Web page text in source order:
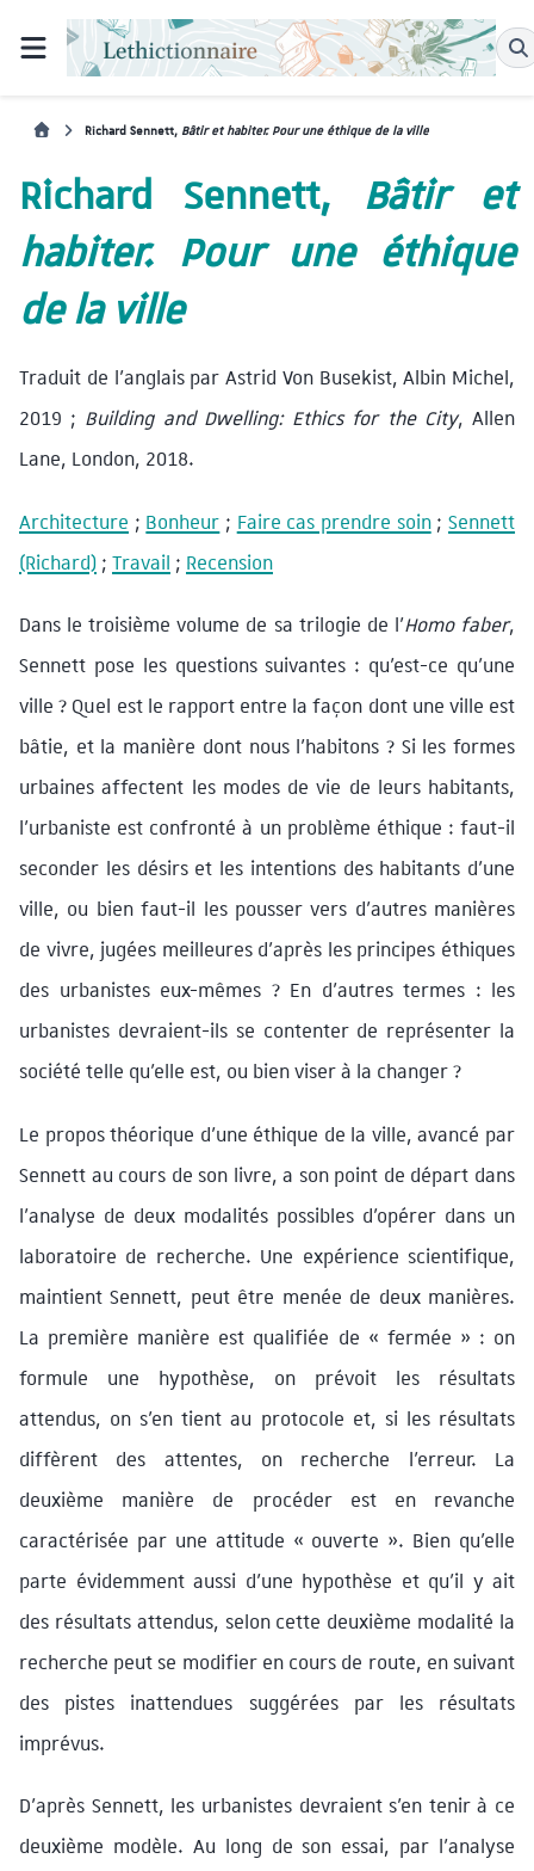
Richard Sennett, Bâtir et habiter. Pour une éthique de la ville
Richard Sennett, Bâtir et
habiter. Pour une éthique
de la ville
Traduit de l’anglais par Astrid Von Busekist, Albin Michel,
2019 ; Building and Dwelling: Ethics for the City, Allen
Lane, London, 2018.
Architecture ; Bonheur ; Faire cas prendre soin;Sennett
(Richard) ; Travail ; Recension
Dans le troisième volume de sa trilogie de l’Homo faber,
Sennett pose les questions suivantes : qu’est-ce qu’une
ville ? Quel est le rapport entre la façon dont une ville est
bâtie, et la manière dont nous l’habitons ? Si les formes
urbaines affectent les modes de vie de leurs habitants,
l’urbaniste est confronté à un problème éthique : faut-il
seconder les désirs et les intentions des habitants d’une
ville, ou bien faut-il les pousser vers d’autres manières
de vivre, jugées meilleures d’après les principes éthiques
des urbanistes eux-mêmes ? En d’autres termes : les
urbanistes devraient-ils se contenter de représenter la
société telle qu’elle est, ou bien viser à la changer ?
Le propos théorique d’une éthique de la ville, avancé par
Sennett au cours de son livre, a son point de départ dans
l’analyse de deux modalités possibles d’opérer dans un
laboratoire de recherche. Une expérience scientifique,
maintient Sennett, peut être menée de deux manières.
La première manière est qualifiée de « fermée » : on
formule une hypothèse, on prévoit les résultats
attendus, on s’en tient au protocole et, si les résultats
diffèrent des attentes, on recherche l’erreur. La
deuxième manière de procéder est en revanche
caractérisée par une attitude « ouverte ». Bien qu’elle
parte évidemment aussi d’une hypothèse et qu’il y ait
des résultats attendus, selon cette deuxième modalité la
recherche peut se modifier en cours de route, en suivant
des pistes inattendues suggérées par les résultats
imprévus.
D’après Sennett, les urbanistes devraient s’en tenir à ce
deuxième modèle. Au long de son essai, par l’analyse